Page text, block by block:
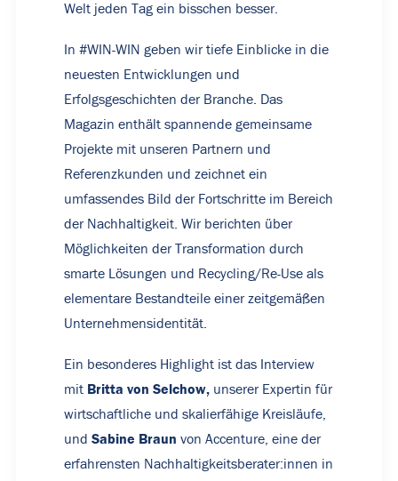
Welt jeden Tag ein bisschen besser.
In #WIN-WIN geben wir tiefe Einblicke in die
neuesten Entwicklungen und
Erfolgsgeschichten der Branche. Das
Magazin enthält spannende gemeinsame
Projekte mit unseren Partnern und
Referenzkunden und zeichnet ein
umfassendes Bild der Fortschritte im Bereich
der Nachhaltigkeit. Wir berichten über
Möglichkeiten der Transformation durch
smarte Lösungen und Recycling/Re-Use als
elementare Bestandteile einer zeitgemäßen
Unternehmensidentität.
Ein besonderes Highlight ist das Interview
mit Britta von Selchow, unserer Expertin für
wirtschaftliche und skalierfähige Kreisläufe,
und Sabine Braun von Accenture, eine der
erfahrensten Nachhaltigkeitsberater:innen in